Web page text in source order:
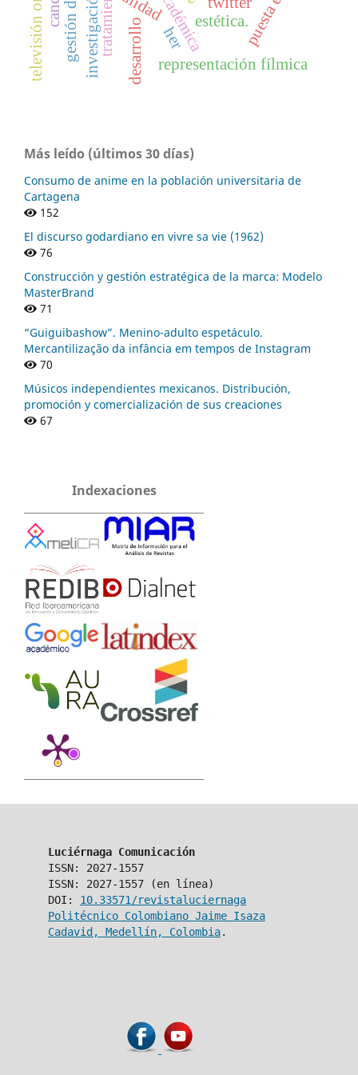
representación fílmica
estética.
desarrollo her
Más leído (últimos 30 días)
Consumo de anime en la población universitaria de
Cartagena
152
El discurso godardiano en vivre sa vie (1962)
76
Construcción y gestión estratégica de la marca: Modelo
MasterBrand
71
“Guiguibashow”. Menino-adulto espetáculo.
Mercantilização da infância em tempos de Instagram
70
Músicos independientes mexicanos. Distribución,
promoción y comercialización de sus creaciones
67
Indexaciones
Luciérnaga Comunicación
ISSN: 2027-1557
ISSN: 2027-1557 (en línea)
DOI: 10.33571/revistaluciernaga
Politécnico Colombiano Jaime Isaza
Cadavid, Medellín, Colombia.